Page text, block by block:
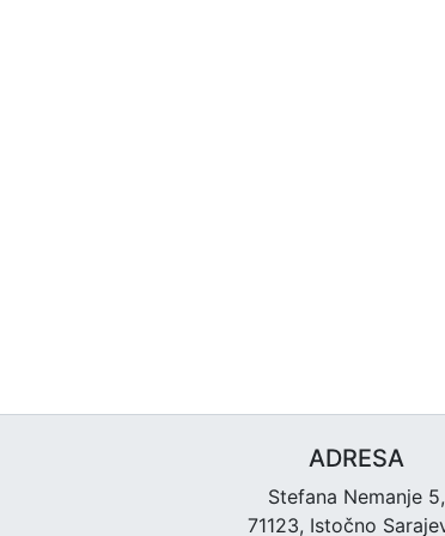
ADRESA
Stefana Nemanje 5,
71123, Istočno